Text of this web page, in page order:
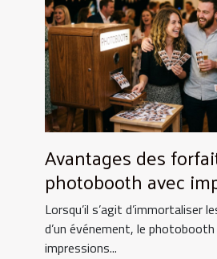
Avantages des
photobooth avec
illimitées
Lorsqu’il s’agit d’immortaliser
d’un événement, le
impressions...